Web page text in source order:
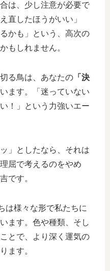
は、少し注意が必要で
直したほうがいい」
かも」という、高次の
かもしれません。
る鳥は、あなたの 「決
ます。「迷っていない
！」という力強いエー
」としたなら、それは
屈で考えるのをやめ
です。
は様々な形で私たちに
ます。色や種類、そし
とで、より深く運気の
ます。